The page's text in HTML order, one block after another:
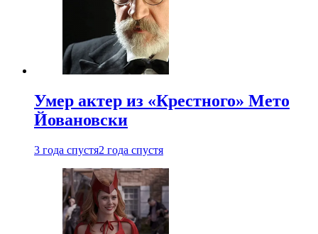
Умер актер из «Крестного» Мето
Йовановски
3 года спустя2 года спустя